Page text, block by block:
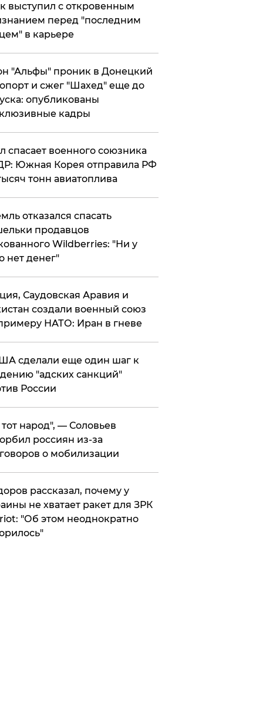
выступил с откровенным
перед "последним
в карьере
"Альфы" проник в Донецкий
и сжег "Шахед" еще до
опубликованы
кадры
спасает военного союзника
Южная Корея отправила РФ
тонн авиатоплива
отказался спасать
продавцов
Wildberries: "Ни у
нет денег"
Саудовская Аравия и
создали военный союз
НАТО: Иран в гневе
сделали еще один шаг к
"адских санкций"
России
народ", — Соловьев
россиян из-за
о мобилизации
рассказал, почему у
не хватает ракет для ЗРК
"Об этом неоднократно